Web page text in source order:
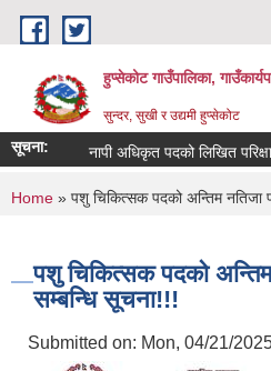
Skip to main content
हुप्सेकोट गाउँपालिका,
सुन्दर, सुखी र उद्यमी हुप्सेकोट
सूचना: नापी अधिकृत पदको लिखित परिक्षा
You are here
Home » पशु चिकित्सक पदको अन्तिम नतिजा
पशु चिकित्सक पदको
सम्बन्धि सूचना!!!
Submitted on: Mon, 04/21/